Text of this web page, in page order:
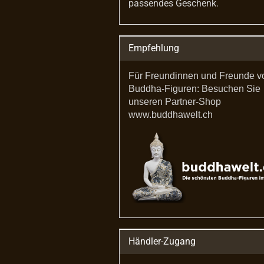
passendes Geschenk.
Empfehlung
Für Freundinnen und Freunde
Buddha-Figuren: Besuchen Sie
unseren Partner-Shop
www.buddhawelt.ch
Händler-Zugang